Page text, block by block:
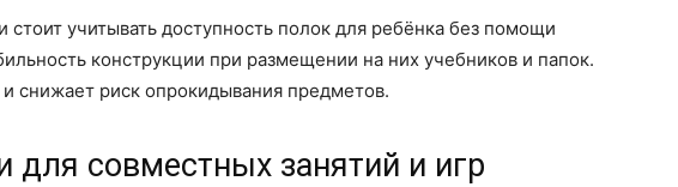
учитывать доступность полок для ребёнка без помощи
конструкции при размещении на них учебников и папок.
снижает риск опрокидывания предметов.
для совместных занятий и игр